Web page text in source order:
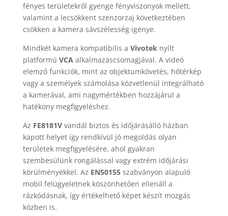
fényes területekről gyenge fényviszonyok mellett,
valamint a lecsökkent szenzorzaj következtében
csökken a kamera sávszélesség igénye.
Mindkét kamera kompatibilis a Vivoteknyílt
platformú VCAalkalmazáscsomagjával. A videó
elemző funkciók, mint az objektumkövetés, hőtérkép
vagy a személyek számolása közvetlenül integrálható
a kamerával, ami nagymértékben hozzájárul a
hatékony megfigyeléshez.
Az FE8181Vvandál biztos és időjárásálló házban
kapott helyet így rendkívül jó megoldás olyan
területek megfigyelésére, ahol gyakran
szembesülünk rongálással vagy extrém időjárási
körülményekkel. Az EN50155szabványon alapuló
mobil felügyeletnek köszönhetően ellenáll a
rázkódásnak, így értékelhető képet készít mozgás
közben is.